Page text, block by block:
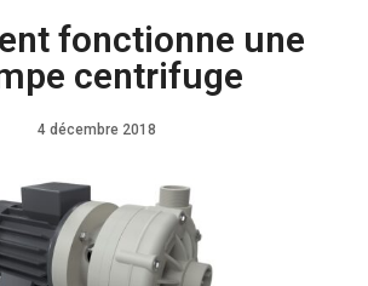
fonctionne une
centrifuge
4 décembre 2018